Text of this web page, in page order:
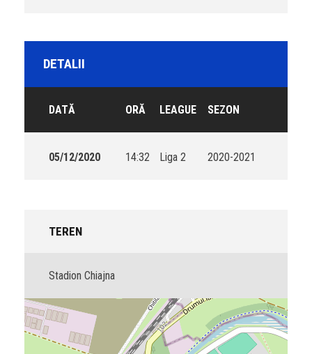
DETALII
DATĂ ORĂ LEAGUE SEZON
05/12/2020 14:32 Liga 2 2020-2021
TEREN
Stadion Chiajna